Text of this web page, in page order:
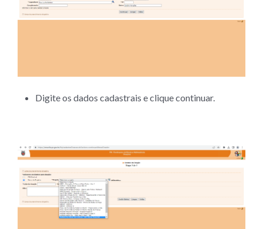
Digite os dados cadastrais e clique continuar.